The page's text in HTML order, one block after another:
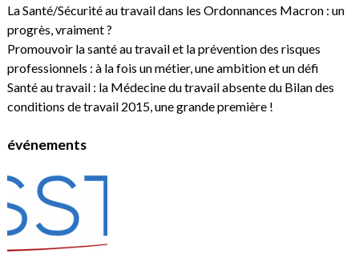
La Santé/Sécurité au travail dans les Ordonnances Macron : un
progrès, vraiment ?
Promouvoir la santé au travail et la prévention des risques
professionnels : à la fois un métier, une ambition et un défi
Santé au travail : la Médecine du travail absente du Bilan des
conditions de travail 2015, une grande première !
événements